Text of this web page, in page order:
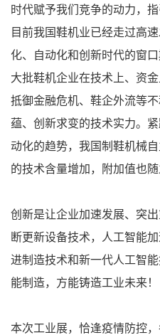
时代赋予我们竞争的动力，
目前我国鞋机业已经走过高
化、自动化和创新时代的窗
大批鞋机企业在技术上、资
抵御金融危机、鞋企外流等
蕴、创新求变的技术实力。
动化的趋势，我国制鞋机械
的技术含量增加，附加值也随
创新是让企业加速发展、突
断更新设备技术，人工智能
进制造技术和新一代人工智
能制造，方能铸造工业未来！
本次工业展，恰逢疫情防控